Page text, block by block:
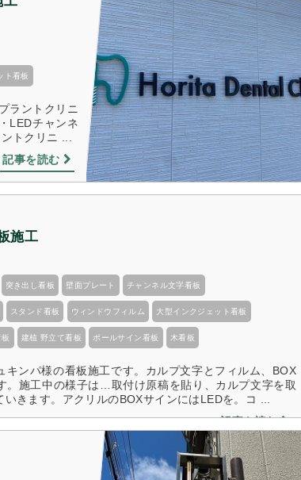
ト看板
ラントクリニ
LEDチャンネ
トクリニ ...
記事を読む
施工
突き出し看板 壁面プレート チャンネル文字看板
スタンド看板 ウィンドウフィルム 大型インクジェット看板
建植 野立て看板 ポールサイン看板 木看板
キンパ様の看板施工です。カルプ文字とフィルム、BOX
。施工中の様子は…取付け原稿を貼り、カルプ文字を取
いきます。アクリルのBOXサインにはLEDを。コ ...
記事を読む
さま 建植看板設置 かい鍼灸整骨院 様 看板施
2018/10/5